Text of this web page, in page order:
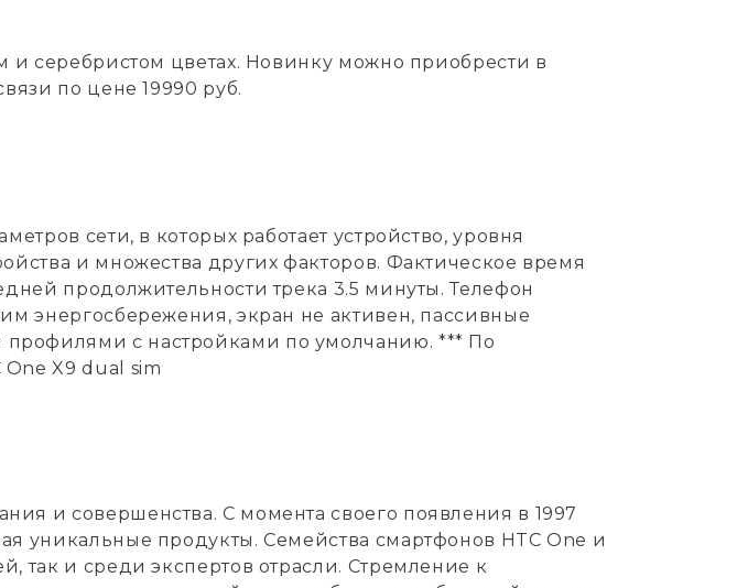
и серебристом цветах. Новинку можно приобрести в
по цене 19990 руб.
сети, в которых работает устройство, уровня
и множества других факторов. Фактическое время
продолжительности трека 3.5 минуты. Телефон
энергосбережения, экран не активен, пассивные
с настройками по умолчанию. *** По
X9 dual sim
и совершенства. С момента своего появления в 1997
уникальные продукты. Семейства смартфонов HTC One и
так и среди экспертов отрасли. Стремление к